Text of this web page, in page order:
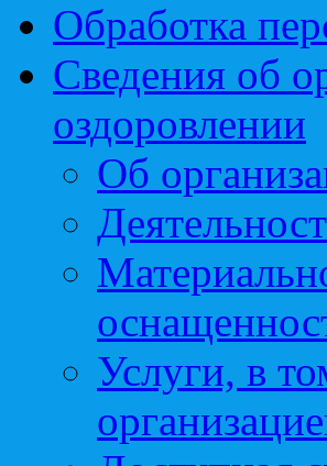
Обработка
Сведения об
оздоровлении
Об
Услуги, в